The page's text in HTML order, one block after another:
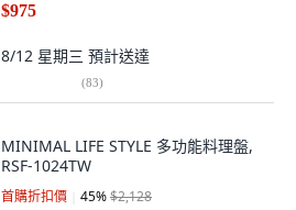
$975
8/12 星期三 預計送達
(83)
MINIMAL LIFE STYLE 多功能料理盤,
RSF-1024TW
首購折扣價 45%$2,128